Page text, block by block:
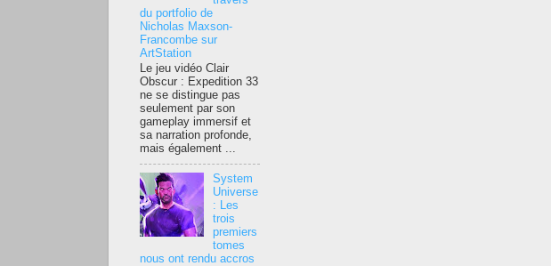
du portfolio de
Nicholas Maxson-
Francombe sur
ArtStation
Le jeu vidéo Clair
Obscur : Expedition 33
ne se distingue pas
seulement par son
gameplay immersif et
sa narration profonde,
mais également ...
System
Universe
: Les
trois
premiers
tomes
nous ont rendu accros